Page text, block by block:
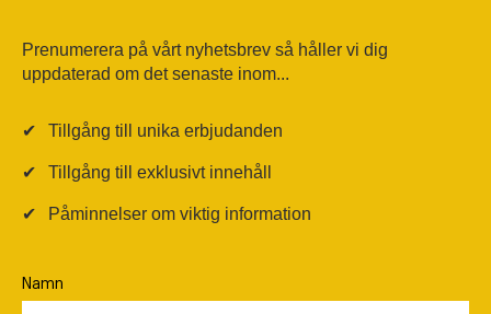
Prenumerera på vårt nyhetsbrev så håller vi dig
uppdaterad om det senaste inom...
✔ Tillgång till unika erbjudanden
✔ Tillgång till exklusivt innehåll
✔ Påminnelser om viktig information
Namn